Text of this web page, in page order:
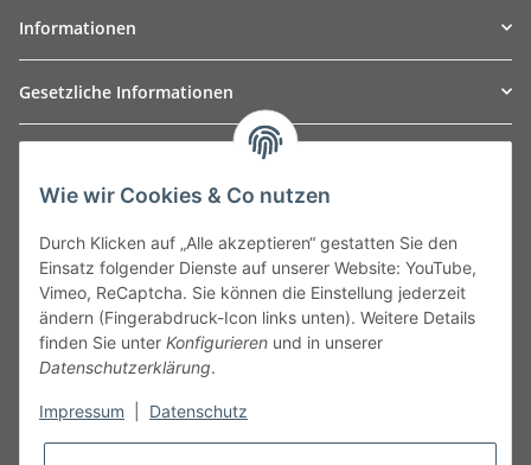
Informationen
Gesetzliche Informationen
Leibnizstraße 2a
Germany
Phone:+49 40 5287270
Fax:+49 40 5281050
Email:sales@tow-automotive.de
Wie wir Cookies & Co nutzen
Durch Klicken auf „Alle akzeptieren“ gestatten Sie den
Einsatz folgender Dienste auf unserer Website: YouTube,
Vimeo, ReCaptcha. Sie können die Einstellung jederzeit
ändern (Fingerabdruck-Icon links unten). Weitere Details
finden Sie unter Konfigurieren und in unserer
Datenschutzerklärung.
Impressum Datenschutz